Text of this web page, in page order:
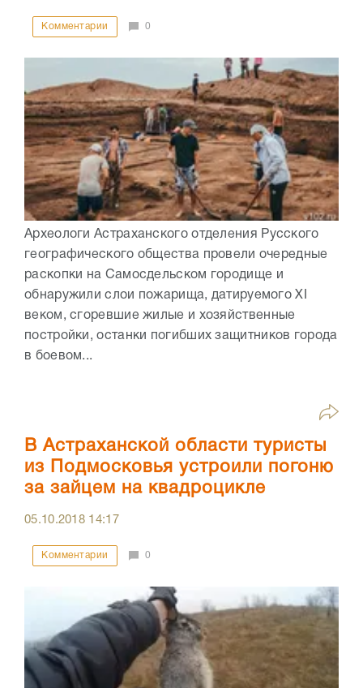
Комментарии 0
Археологи Астраханского отделения Русского
географического общества провели очередные
раскопки на Самосдельском городище и
обнаружили слои пожарища, датируемого XI
веком, сгоревшие жилые и хозяйственные
постройки, останки погибших защитников города
в боевом...
В Астраханской области туристы
из Подмосковья устроили погоню
за зайцем на квадроцикле
05.10.2018 14:17
Комментарии 0